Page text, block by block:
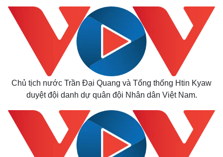
Thế giới
Quan sát
Cuộc sống đó đây
Hồ sơ
Multimedia
Ảnh
E-Magazine
Chủ tịch nước Trần Đại Quang và Tổng thống Htin Kyaw
duyệt đội danh dự quân đội Nhân dân Việt Nam.